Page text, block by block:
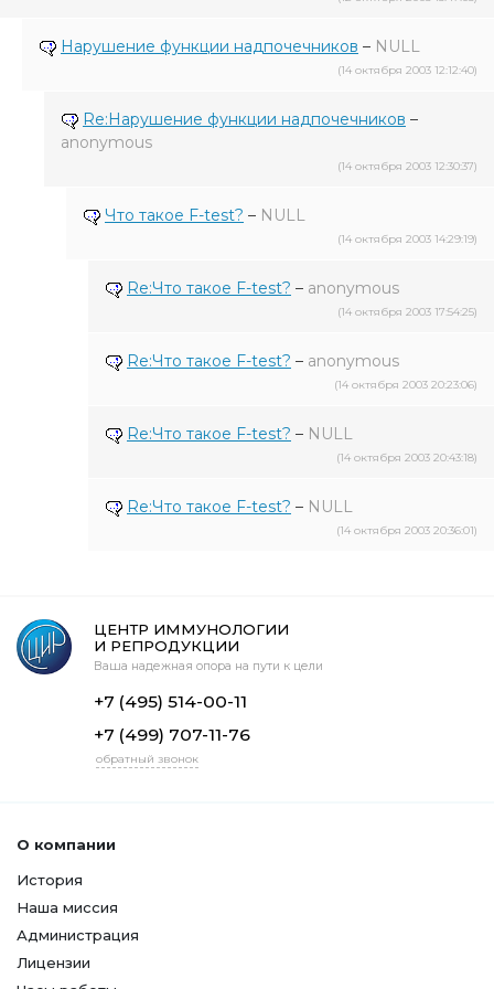
Нарушение функции надпочечников – NULL
(14 октября 2003 12:12:40)
Re:Нарушение функции надпочечников –
anonymous
(14 октября 2003 12:30:37)
Что такое F-test? – NULL
(14 октября 2003 14:29:19)
Re:Что такое F-test? – anonymous
(14 октября 2003 17:54:25)
Re:Что такое F-test? – anonymous
(14 октября 2003 20:23:06)
Re:Что такое F-test? – NULL
(14 октября 2003 20:43:18)
Re:Что такое F-test? – NULL
(14 октября 2003 20:36:01)
ЦЕНТР ИММУНОЛОГИИ
И РЕПРОДУКЦИИ
Ваша надежная опора на пути к цели
+7 (495) 514-00-11
+7 (499) 707-11-76
обратный звонок
О компании
История
Наша миссия
Администрация
Лицензии